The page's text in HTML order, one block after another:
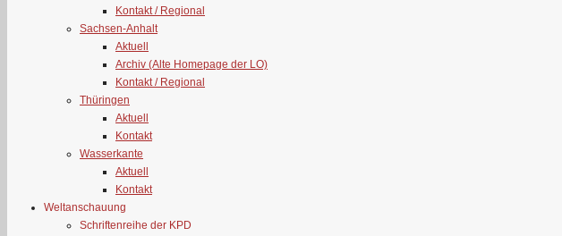
Kontakt / Regional
Sachsen-Anhalt
Aktuell
Archiv (Alte Homepage der LO)
Kontakt / Regional
Thüringen
Aktuell
Kontakt
Wasserkante
Aktuell
Kontakt
Weltanschauung
Schriftenreihe der KPD